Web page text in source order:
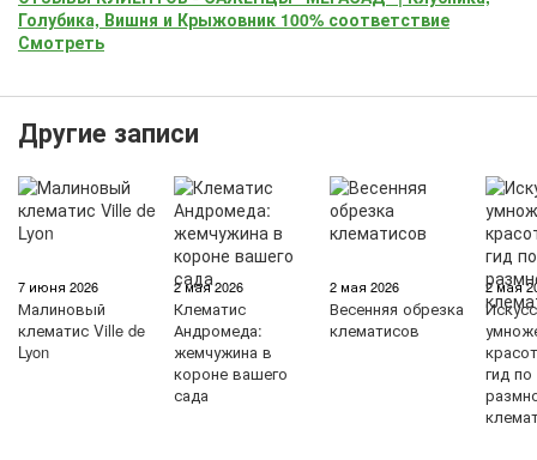
Голубика, Вишня и Крыжовник 100% соответствие
Смотреть
Другие записи
7 июня 2026
Малиновый
клематис Ville de
Lyon
2 мая 2026
Клематис
Андромеда:
жемчужина в
короне вашего
сада
2 мая 2026
Весенняя обрезка
клематисов
2 мая
гид по